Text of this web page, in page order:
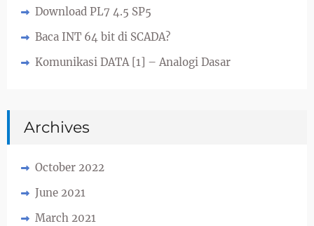
Download PL7 4.5 SP5
Baca INT 64 bit di SCADA?
Komunikasi DATA [1] – Analogi Dasar
Archives
October 2022
June 2021
March 2021